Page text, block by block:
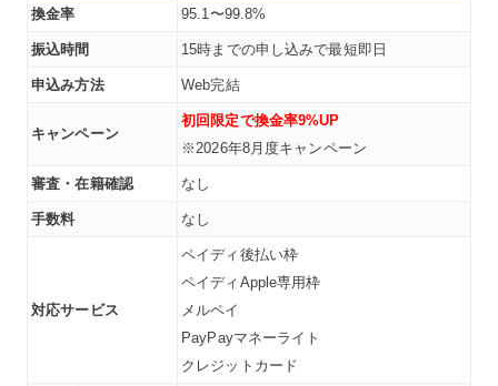
換金率 95.1〜99.8%
振込時間 15時までの申し込みで最短即日
申込み方法 Web完結
キャンペーン
初回限定で換金率9%UP
※2026年8月度キャンペーン
審査・在籍確認 なし
手数料 なし
対応サービス
ペイディ後払い枠
ペイディApple専用枠
メルペイ
PayPayマネーライト
クレジットカード